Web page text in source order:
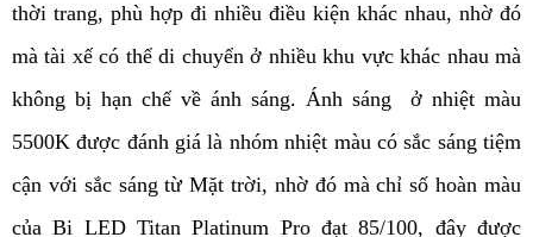
thời trang, phù hợp đi nhiều điều kiện khác nhau, nhờ đó
mà tài xế có thể di chuyển ở nhiều khu vực khác nhau mà
không bị hạn chế về ánh sáng. Ánh sáng  ở nhiệt màu
5500K được đánh giá là nhóm nhiệt màu có sắc sáng tiệm
cận với sắc sáng từ Mặt trời, nhờ đó mà chỉ số hoàn màu
của Bi LED Titan Platinum Pro đạt 85/100, đây được